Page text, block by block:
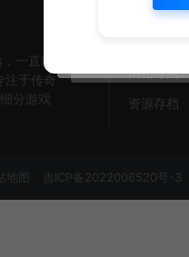
一直以
注于传奇
分游戏
快捷
网站导航
资源存档
地图 吉ICP备2022006520号-3